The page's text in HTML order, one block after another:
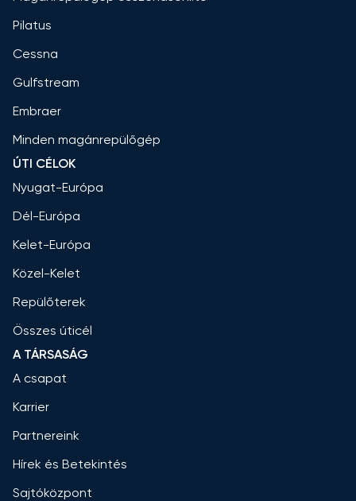
Pilatus
Cessna
Gulfstream
Embraer
Minden magánrepülőgép
ÚTI CÉLOK
Nyugat-Európa
Dél-Európa
Kelet-Európa
Közel-Kelet
Repülőterek
Összes úticél
A TÁRSASÁG
A csapat
Karrier
Partnereink
Hírek és Betekintés
Sajtóközpont